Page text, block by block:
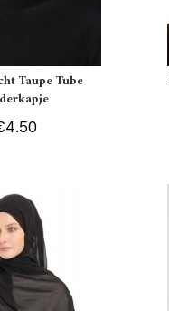
Taupe Tube